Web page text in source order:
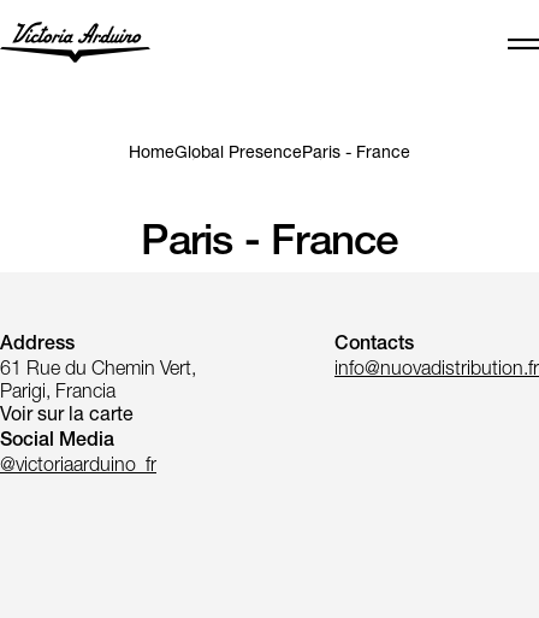
HomeGlobal PresenceParis - France
Paris - France
Address
61 Rue du Chemin Vert,
Parigi, Francia
Voir sur la carte
Contacts
info@nuovadistribution.fr
Social Media
@victoriaarduino_fr